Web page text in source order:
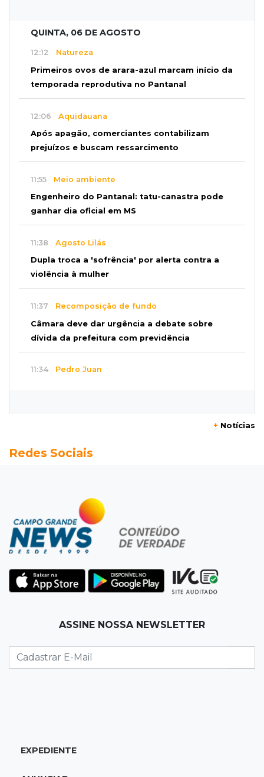
QUINTA, 06 DE AGOSTO
12:12 Natureza
Primeiros ovos de arara-azul marcam início da
temporada reprodutiva no Pantanal
12:06 Aquidauana
Após apagão, comerciantes contabilizam
prejuízos e buscam ressarcimento
11:55 Meio ambiente
Engenheiro do Pantanal: tatu-canastra pode
ganhar dia oficial em MS
11:38 Agosto Lilás
Dupla troca a 'sofrência' por alerta contra a
violência à mulher
11:37 Recomposição de fundo
Câmara deve dar urgência a debate sobre
dívida da prefeitura com previdência
11:34 Pedro Juan
Assembleia e Câmara farão audiência sobre
Rapaz é executado a tiros após apostar R$ 31
mil em jogo de sinuca
Procurada: Juju fugiu no bairro Tiradentes no
domingo de manhã
Operação Lívia
"escrava virtual", diz delegada
10:53Tentativa de feminicídio
+ Notícias
Redes Sociais
ASSINE NOSSA NEWSLETTER
EXPEDIENTE